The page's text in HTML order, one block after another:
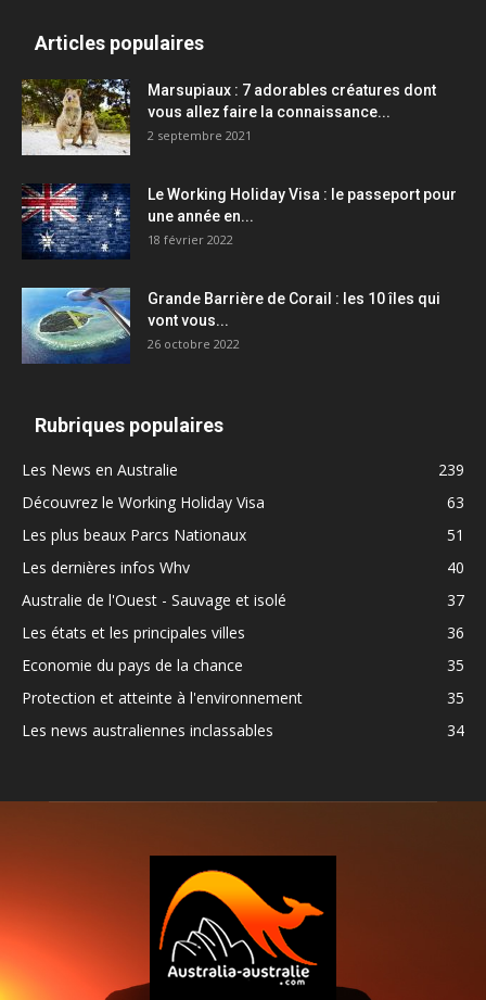
Articles populaires
Marsupiaux : 7 adorables créatures dont
vous allez faire la connaissance...
2 septembre 2021
Le Working Holiday Visa : le passeport pour
une année en...
18 février 2022
Grande Barrière de Corail : les 10 îles qui
vont vous...
26 octobre 2022
Rubriques populaires
Les News en Australie
239
Découvrez le Working Holiday Visa
63
Les plus beaux Parcs Nationaux
51
Les dernières infos Whv
40
Australie de l'Ouest - Sauvage et isolé
37
Les états et les principales villes
36
Economie du pays de la chance
35
Protection et atteinte à l'environnement
35
Les news australiennes inclassables
34